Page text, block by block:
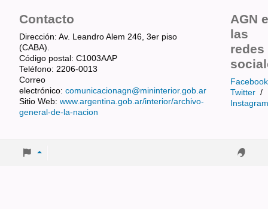
Contacto
Dirección: Av. Leandro Alem 246, 3er piso
(CABA).
Código postal: C1003AAP
Teléfono: 2206-0013
Correo
electrónico: comunicacionagn@mininterior.gob.ar
Sitio Web: www.argentina.gob.ar/interior/archivo-
general-de-la-nacion
AGN
las
redes
Facebook
Twitter /
Instagram